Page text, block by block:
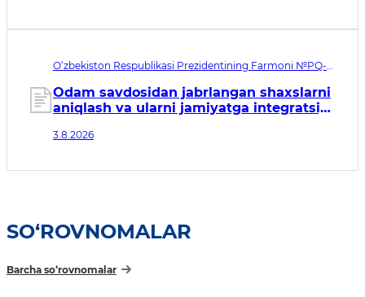
O‘zbekiston Respublikasi Prezidentining Farmoni №PQ-
04.08.2026
Odam savdosidan jabrlangan shaxslarni
aniqlash va ularni jamiyatga integratsiya
takomillashtirishga qaratilgan
3.8.2026
SO‘ROVNOMALAR
Barcha so‘rovnomalar